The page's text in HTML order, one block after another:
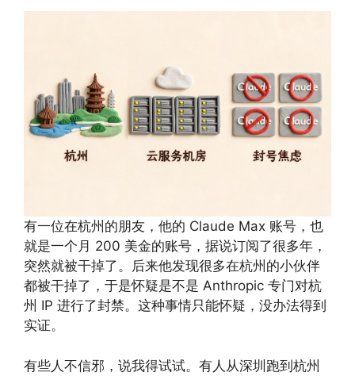
有一位在杭州的朋友，他的 Claude Max 账号，也
就是一个月 200 美金的账号，据说订阅了很多年，
突然就被干掉了。后来他发现很多在杭州的小伙伴
都被干掉了，于是怀疑是不是 Anthropic 专门对杭
州 IP 进行了封禁。这种事情只能怀疑，没办法得到
实证。
有些人不信邪，说我得试试。有人从深圳跑到杭州